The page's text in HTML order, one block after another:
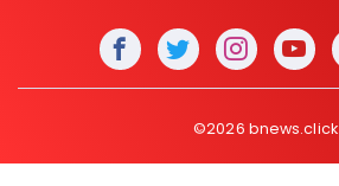
©2026 bnews.click